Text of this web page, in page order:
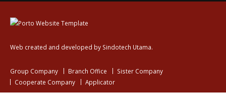
Web created and developed by Sindotech Utama.
Group Company Branch Office
Sister Company
Cooperate Company
Applicator